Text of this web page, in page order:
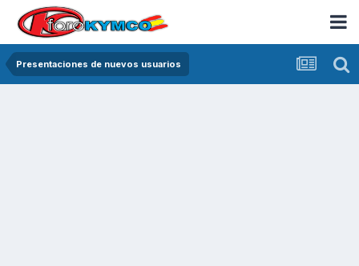
Presentaciones de nuevos usuarios